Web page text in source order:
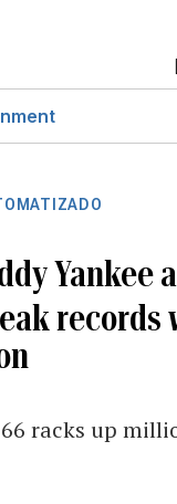
Yankee
records
66 racks up